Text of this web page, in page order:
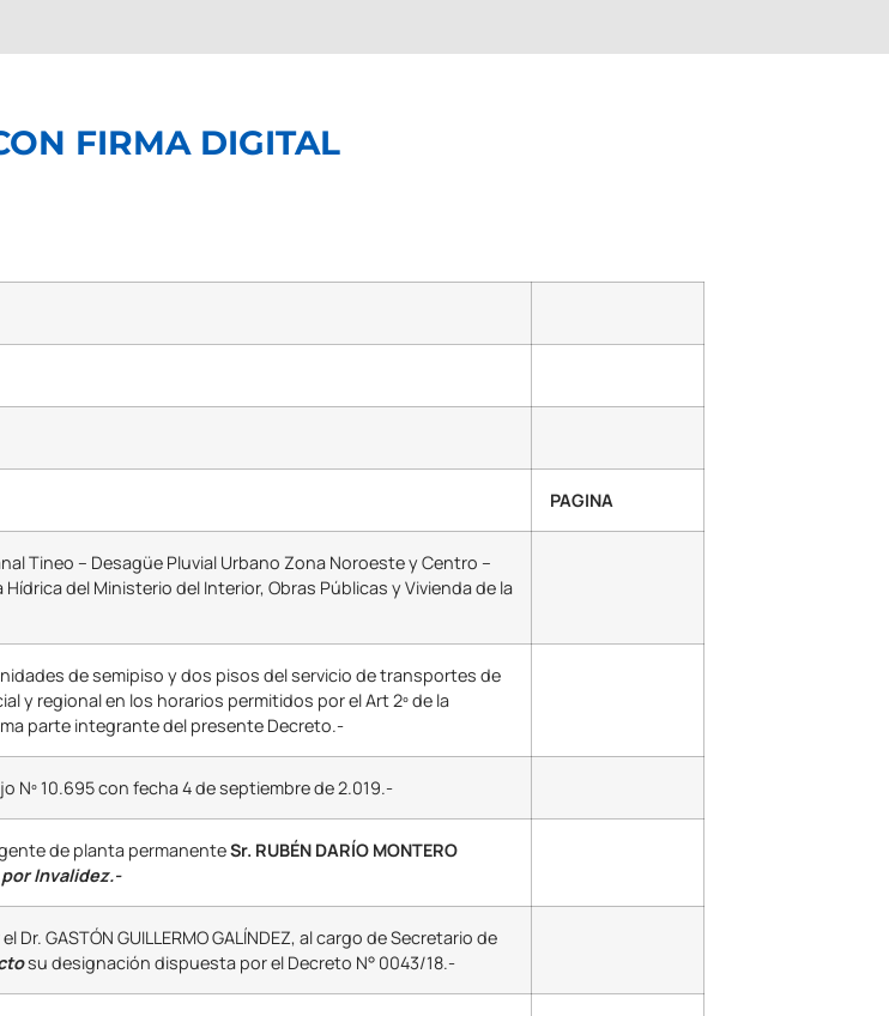
FIRMA DIGITAL
PAGINA
Tineo – Desagüe Pluvial Urbano Zona Noroeste y Centro –
del Ministerio del Interior, Obras Públicas y Vivienda de la
de semipiso y dos pisos del servicio de transportes de
y regional en los horarios permitidos por el Art 2º de la
parte integrante del presente Decreto.-
Nº 10.695 con fecha 4 de septiembre de 2.019.-
de planta permanenteSr. RUBÉN DARÍO MONTERO
Invalidez.-
GASTÓN GUILLERMO GALÍNDEZ, al cargo de Secretario de
su designación dispuesta por el Decreto N° 0043/18.-